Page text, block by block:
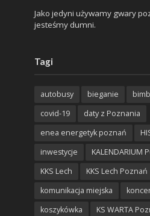
Jako jedyni używamy gwary
jesteśmy dumni.
Tagi
autobusy bieganie
covid-19
daty z Poznania
enea energetyk poznań
inwestycje
KALENDARIUM
KKS Lech
KKS Lech Poznań
komunikacja miejska
koszykówka
KS WARTA